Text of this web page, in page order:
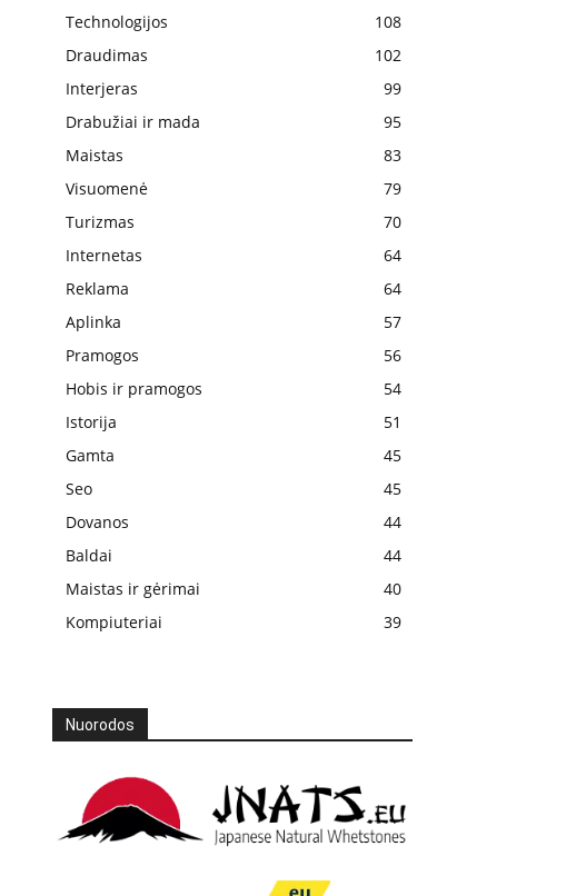
Technologijos
108
Draudimas
102
Interjeras
99
Drabužiai ir mada
95
Maistas
83
Visuomenė
79
Turizmas
70
Internetas
64
Reklama
64
Aplinka
57
Pramogos
56
Hobis ir pramogos
54
Istorija
51
Gamta
45
Seo
45
Dovanos
44
Baldai
44
Maistas ir gėrimai
40
Kompiuteriai
39
Nuorodos